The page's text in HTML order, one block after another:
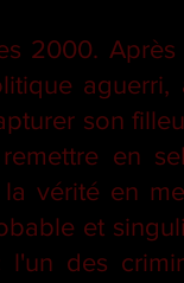
2000.
son
en
vérité en
et
des